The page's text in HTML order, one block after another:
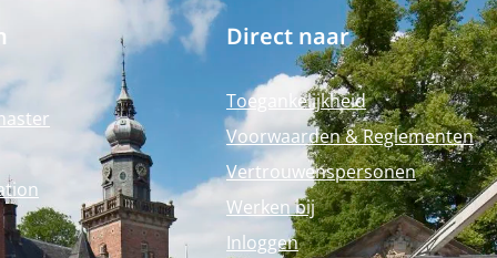
Direct naar
Toegankelijkheid
Voorwaarden & Reglementen
Vertrouwenspersonen
Werken bij
Inloggen